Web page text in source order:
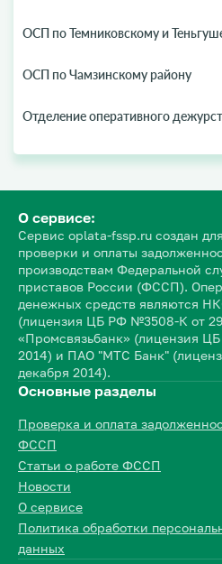
ОСП по Темниковскому и
ОСП по Чамзинскому району
Отделение оперативного
О сервисе:
Сервис oplata-fssp.ru создан
проверки и оплаты
производствам Федеральной
приставов России (ФССП).
денежных средств являются
(лицензия ЦБ РФ №3508-К от
«Промсвязьбанк» (лицензия
2014) и ПАО "МТС Банк"
декабря 2014).
Основные разделы
Проверка и оплата
ФССП
Статьи о работе ФССП
Новости
О сервисе
Политика обработки
данных